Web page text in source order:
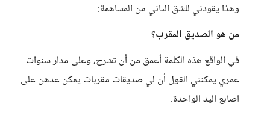
وهذا يقودني للشق الثاني من المساهمة:
من هو الصديق المقرب؟
في الواقع هذه الكلمة أعمق من أن تشرح، وعلى مدار سنوات
عمري يمكنني القول أن لي صديقات مقربات يمكن عدهن على
اصابع اليد الواحدة.